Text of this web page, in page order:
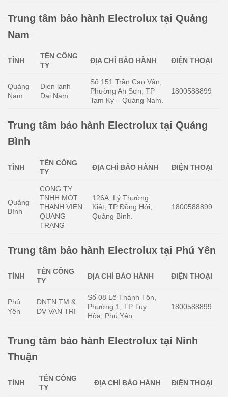
Trung tâm bảo hành Electrolux tại Quảng
Nam
TỈNH
TÊN CÔNG
TY
ĐỊA CHỈ BẢO HÀNH ĐIỆN THOẠI
Quảng
Nam
Dien lanh
Dai Nam
Số 151 Trần Cao Vân,
Phường An Sơn, TP
Tam Kỳ – Quảng Nam.
1800588899
Trung tâm bảo hành Electrolux tại Quảng
Bình
TỈNH
TÊN CÔNG
TY
ĐỊA CHỈ BẢO HÀNH ĐIỆN THOẠI
Quảng
Bình
CONG TY
TNHH MOT
THANH VIEN
QUANG
TRANG
126A, Lý Thường
Kiệt, TP Đồng Hới,
Quảng Bình.
1800588899
Trung tâm bảo hành Electrolux tại Phú Yên
TỈNH
TÊN CÔNG
TY
ĐỊA CHỈ BẢO HÀNH ĐIỆN THOẠI
Phú
Yên
DNTN TM &
DV VAN TRI
Số 08 Lê Thánh Tôn,
Phường 1, TP Tuy
Hòa, Phú Yên.
1800588899
Trung tâm bảo hành Electrolux tại Ninh
Thuận
TỈNH
TÊN CÔNG
TY
ĐỊA CHỈ BẢO HÀNH ĐIỆN THOẠI